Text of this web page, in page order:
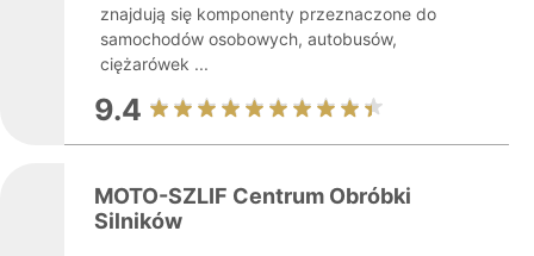
znajdują się komponenty przeznaczone do
samochodów osobowych, autobusów,
ciężarówek ...
9.4
MOTO-SZLIF Centrum Obróbki
Silników